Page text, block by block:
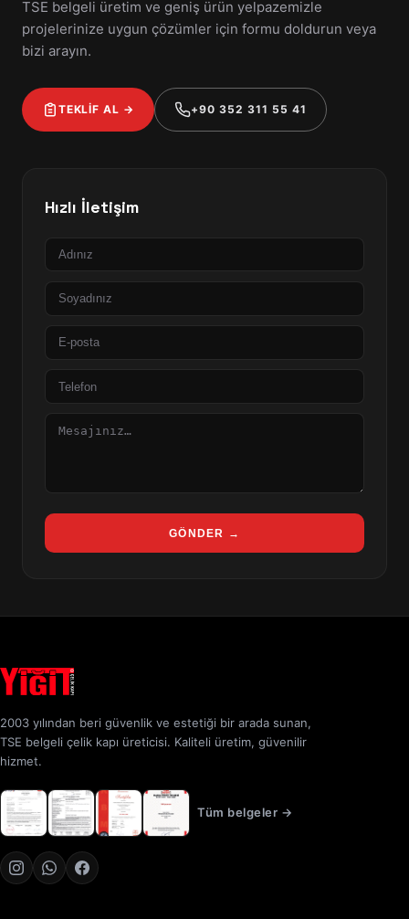
TSE belgeli üretim ve geniş ürün yelpazemizle
projelerinize uygun çözümler için formu doldurun veya
bizi arayın.
TEKLİF AL → +90 352 311 55 41
Hızlı İletişim
Ad
Soyad
posta
Telefon
Mesaj
GÖNDER →
2003 yılından beri güvenlik ve estetiği bir arada sunan,
TSE belgeli çelik kapı üreticisi. Kaliteli üretim, güvenilir
hizmet.
Tüm belgeler →